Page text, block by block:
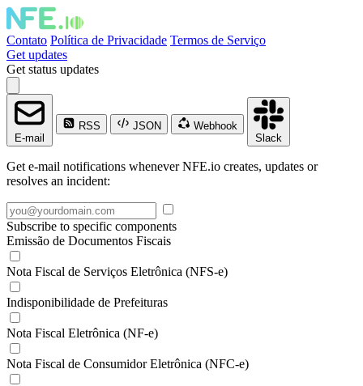
Contato Política de Privacidade Termos de Serviço
Get updates
Get status updates
E-mail
RSS JSON
Webhook
Slack
Get e-mail notifications whenever NFE.io creates, updates or
resolves an incident:
Subscribe to specific components
Emissão de Documentos Fiscais
Nota Fiscal de Serviços Eletrônica (NFS-e)
Indisponibilidade de Prefeituras
Nota Fiscal Eletrônica (NF-e)
Nota Fiscal de Consumidor Eletrônica (NFC-e)